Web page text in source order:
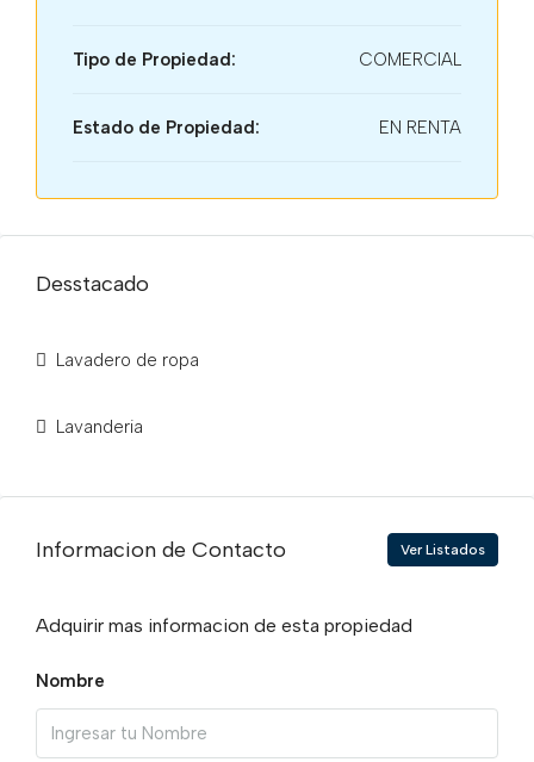
Tipo de Propiedad: COMERCIAL
Estado de Propiedad: EN RENTA
Desstacado
Lavadero de ropa
Lavanderia
Informacion de Contacto Ver Listados
Adquirir mas informacion de esta propiedad
Nombre